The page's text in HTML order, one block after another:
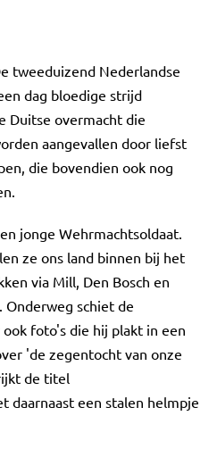
tweeduizend Nederlandse
dag bloedige strijd
Duitse overmacht die
aangevallen door liefst
die bovendien ook nog
jonge Wehrmachtsoldaat.
ze ons land binnen bij het
via Mill, Den Bosch en
schiet de
foto's die hij plakt in een
'de zegentocht van onze
de titel
daarnaast een stalen helmpje